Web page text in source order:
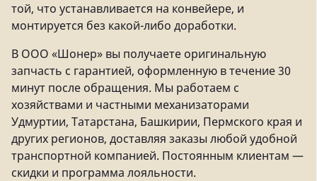
той, что устанавливается на конвейере, и
монтируется без какой-либо доработки.
В ООО «Шонер» вы получаете оригинальную
запчасть с гарантией, оформленную в течение 30
минут после обращения. Мы работаем с
хозяйствами и частными механизаторами
Удмуртии, Татарстана, Башкирии, Пермского края и
других регионов, доставляя заказы любой удобной
транспортной компанией. Постоянным клиентам —
скидки и программа лояльности.